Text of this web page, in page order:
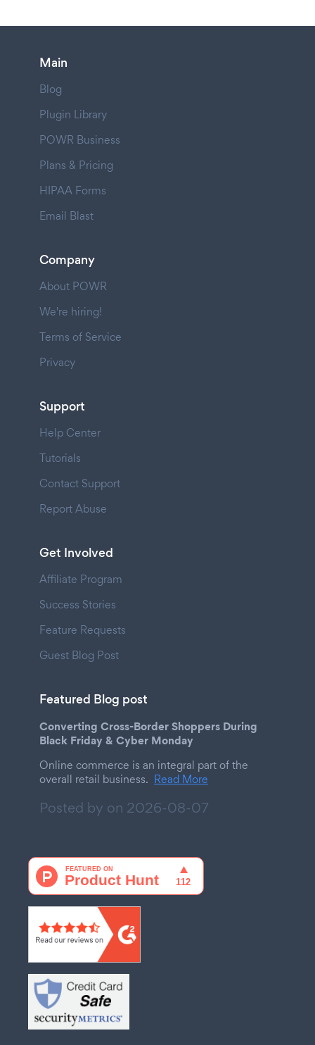
Main
Blog
Plugin Library
POWR Business
Plans & Pricing
HIPAA Forms
Email Blast
Company
About POWR
We're hiring!
Terms of Service
Privacy
Support
Help Center
Tutorials
Contact Support
Report Abuse
Get Involved
Affiliate Program
Success Stories
Feature Requests
Guest Blog Post
Featured Blog post
Converting Cross-Border Shoppers During
Black Friday & Cyber Monday
Online commerce is an integral part of the
overall retail business. Read More
Posted by on 2026-08-07